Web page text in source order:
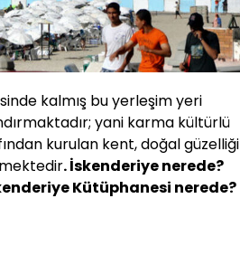
kalmış bu yerleşim yeri
yani karma kültürlü
kurulan kent, doğal güzelliği
.İskenderiye nerede?
Kütüphanesi nerede?